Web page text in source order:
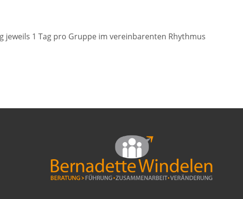
jeweils 1 Tag pro Gruppe im vereinbarenten Rhythmus